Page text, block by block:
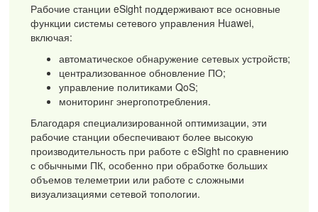
Рабочие станции eSight поддерживают все основные
функции системы сетевого управления Huawei,
включая:
автоматическое обнаружение сетевых устройств;
централизованное обновление ПО;
управление политиками QoS;
мониторинг энергопотребления.
Благодаря специализированной оптимизации, эти
рабочие станции обеспечивают более высокую
производительность при работе с eSight по сравнению
с обычными ПК, особенно при обработке больших
объемов телеметрии или работе с сложными
визуализациями сетевой топологии.